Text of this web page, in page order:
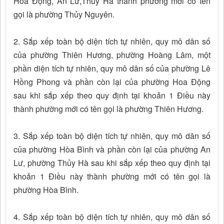
gọi là phường Thủy Nguyên.
2. Sắp xếp toàn bộ diện tích tự nhiên, quy mô dân số
của phường Thiên Hương, phường Hoàng Lâm, một
phần diện tích tự nhiên, quy mô dân số của phường Lê
Hồng Phong và phần còn lại của phường Hoa Động
sau khi sắp xếp theo quy định tại khoản 1 Điều này
thành phường mới có tên gọi là phường Thiên Hương.
3. Sắp xếp toàn bộ diện tích tự nhiên, quy mô dân số
của phường Hòa Bình và phần còn lại của phường An
Lư, phường Thủy Hà sau khi sắp xếp theo quy định tại
khoản 1 Điều này thành phường mới có tên gọi là
phường Hòa Bình.
4. Sắp xếp toàn bộ diện tích tự nhiên, quy mô dân số